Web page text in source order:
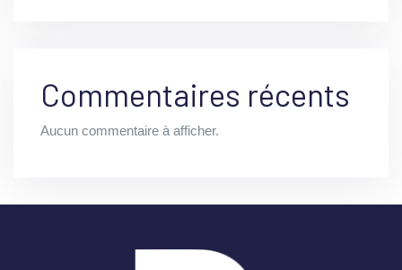
Commentaires récents
Aucun commentaire à afficher.